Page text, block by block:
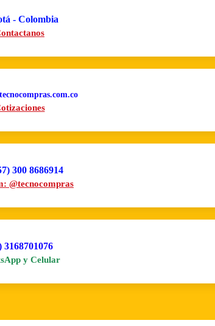
- Colombia
300 8686914
@tecnocompras
3168701076
y Celular